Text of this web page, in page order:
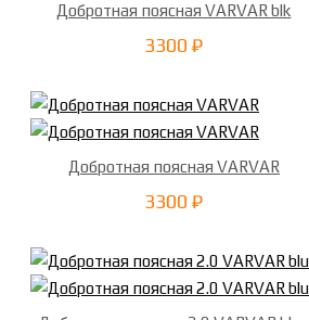
Добротная поясная VARVAR blk
3300 ₽
Добротная поясная VARVAR
3300 ₽